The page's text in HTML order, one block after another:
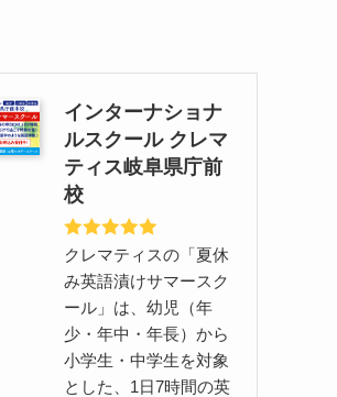
インターナショナ
ルスクール クレマ
ティス岐阜県庁前
校
クレマティスの「夏休
み英語漬けサマースク
ール」は、幼児（年
少・年中・年長）から
小学生・中学生を対象
とした、1日7時間の英